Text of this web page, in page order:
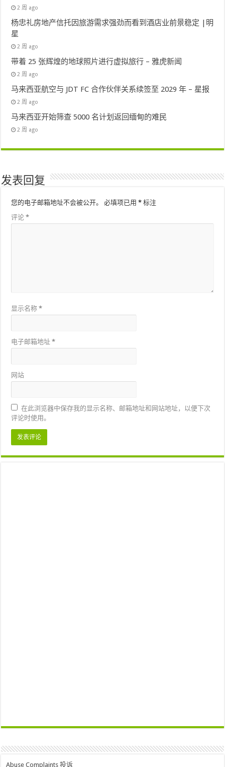
2 周 ago
杨忠礼房地产信托因旅游需求强劲而看到酒店业前景稳定 |明
星
2 周 ago
带着 25 张辉煌的地球照片进行虚拟旅行 – 雅虎新闻
2 周 ago
马来西亚航空与 JDT FC 合作伙伴关系续签至 2029 年 – 星报
2 周 ago
马来西亚开始筛查 5000 名计划返回缅甸的难民
2 周 ago
发表回复
您的电子邮箱地址不会被公开。 必填项已用* 标注
评论*
显示名称*
电子邮箱地址*
网站
在此浏览器中保存我的显示名称、邮箱地址和网站地址，以便下次
评论时使用。
Abuse Complaints 投诉